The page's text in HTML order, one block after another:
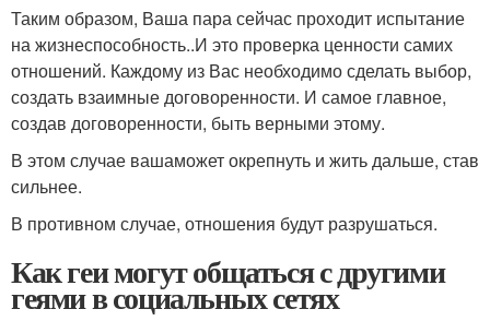
Таким образом, Ваша пара сейчас проходит испытание
на жизнеспособность..И это проверка ценности самих
отношений. Каждому из Вас необходимо сделать выбор,
создать взаимные договоренности. И самое главное,
создав договоренности, быть верными этому.
В этом случае вашаможет окрепнуть и жить дальше, став
сильнее.
В противном случае, отношения будут разрушаться.
Как геи могут общаться с другими
геями в социальных сетях